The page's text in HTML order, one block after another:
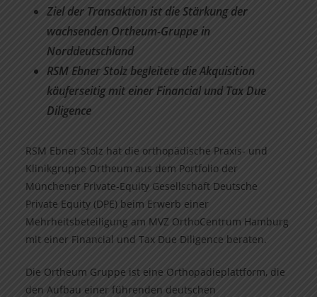
Ziel der Transaktion ist die Stärkung der
wachsenden Ortheum-Gruppe in
Norddeutschland
RSM Ebner Stolz begleitete die Akquisition
käuferseitig mit einer Financial und Tax Due
Diligence
RSM Ebner Stolz hat die orthopädische Praxis- und
Klinikgruppe Ortheum aus dem Portfolio der
Münchener Private-Equity Gesellschaft Deutsche
Private Equity (DPE) beim Erwerb einer
Mehrheitsbeteiligung am MVZ OrthoCentrum Hamburg
mit einer Financial und Tax Due Diligence beraten.
Die Ortheum Gruppe ist eine Orthopädieplattform, die
den Aufbau einer führenden deutschen